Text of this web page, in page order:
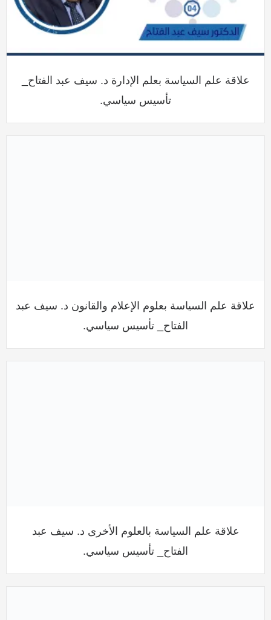
علاقة علم السياسة بعلم الإدارة د. سيف عبد الفتاح_
تأسيس سياسي.
علاقة علم السياسة بعلوم الإعلام والقانون د. سيف عبد
الفتاح_ تأسيس سياسي.
علاقة علم السياسة بالعلوم الأخرى د. سيف عبد
الفتاح_ تأسيس سياسي.